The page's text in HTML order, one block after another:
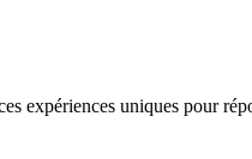
expériences uniques pour